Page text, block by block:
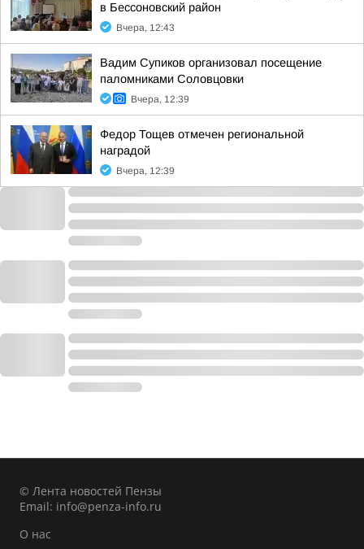
в Бессоновский район
Вчера, 12:43
Вадим Супиков организовал посещение
паломниками Соловцовки
Вчера, 12:39
Федор Тощев отмечен региональной
наградой
Вчера, 12:39
© Лента новостей Пензы
Email: info@penza-info.ru
О нас